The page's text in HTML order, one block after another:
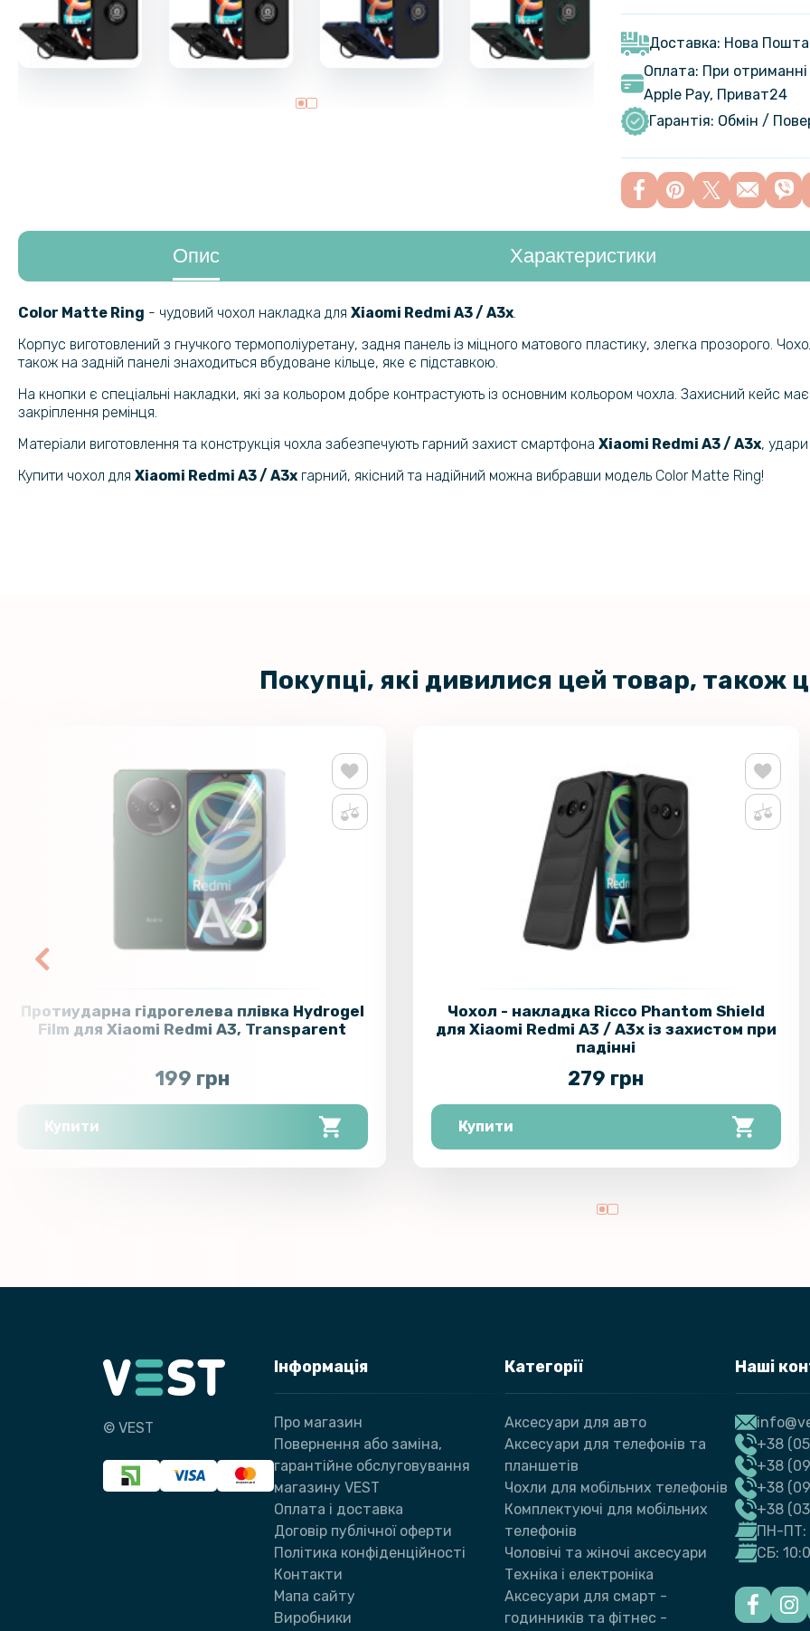
Redmi A3​​​
Redmi A3
Захисне
C40, Black
Захисне
Чохол -
ZTE Blade
Доставка: Нова
Оплата: При
Apple Pay, Приват24
Гарантія: Обмін /
Опис Характеристики
Color Matte Ring - чудовий чохол накладка для Xiaomi Redmi A3 / A3x​​​
Корпус виготовлений з гнучкого термополіуретану, задня панель із міцного матового пластику, злегка прозорого.
також на задній панелі знаходиться вбудоване кільце, яке є підставкою.
На кнопки є спеціальні накладки, які за кольором добре контрастують із основним кольором чохла. Захисний кейс має
закріплення ремінця.
Матеріали виготовлення та конструкція чохла забезпечують гарний захист смартфона Xiaomi Redmi A3 / A3x​​​,
Купити чохол для Xiaomi Redmi A3 / A3x​​​​ гарний, якісний та надійний можна вибравши модель Color Matte Ring!
Покупці, які дивилися цей товар, також
Протиударна гідрогелева плівка Hydrogel
Film для Xiaomi Redmi A3​, Transparent
199 грн
Купити
Чохол - накладка Ricco Phantom Shield
для Xiaomi Redmi A3 / A3x із захистом при
падінні
279 грн
Купити
© VEST
Інформація
Про магазин
Повернення або заміна,
гарантійне обслуговування
магазину VEST
Оплата і доставка
Договір публічної оферти
Політика конфіденційності
Контакти
Мапа сайту
Виробники
Категорії
Аксесуари для авто
Аксесуари для телефонів та
планшетів
Чохли для мобільних телефонів
Комплектуючі для мобільних
телефонів
Чоловічі та жіночі аксесуари
Техніка і електроніка
Аксесуари для смарт -
годинників та фітнес -
Наші
+38
+38
+38
+38
ПН-ПТ:
СБ: